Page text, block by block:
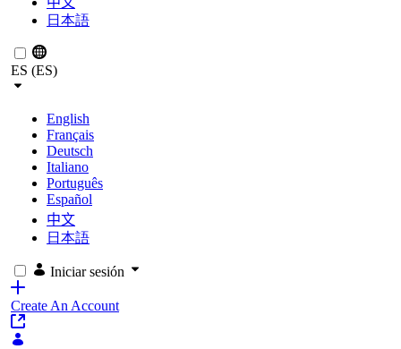
日本語
ES (ES)
English
Français
Deutsch
Italiano
Português
Español
中文
日本語
Iniciar sesión
Create An Account